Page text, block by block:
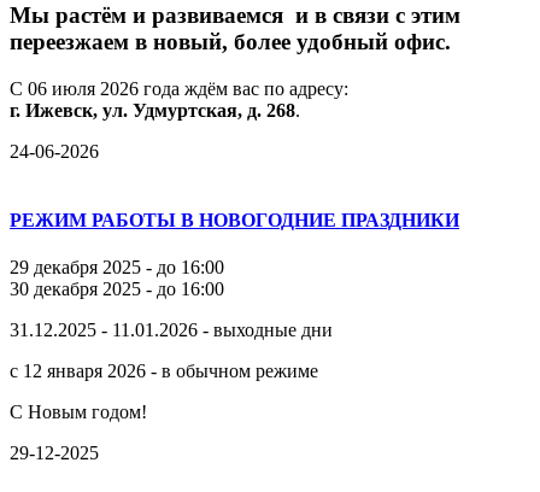
Мы растём и развиваемся и в связи с этим
переезжаем в новый, более удобный офис.
С 06 июля 2026 года ждём вас по адресу:
г. Ижевск, ул. Удмуртская, д. 268.
24-06-2026
РЕЖИМ РАБОТЫ В НОВОГОДНИЕ ПРАЗДНИКИ
29 декабря 2025 - до 16:00
30 декабря 2025 - до 16:00
31.12.2025 - 11.01.2026 - выходные дни
с 12 января 2026 - в обычном режиме
С Новым годом!
29-12-2025